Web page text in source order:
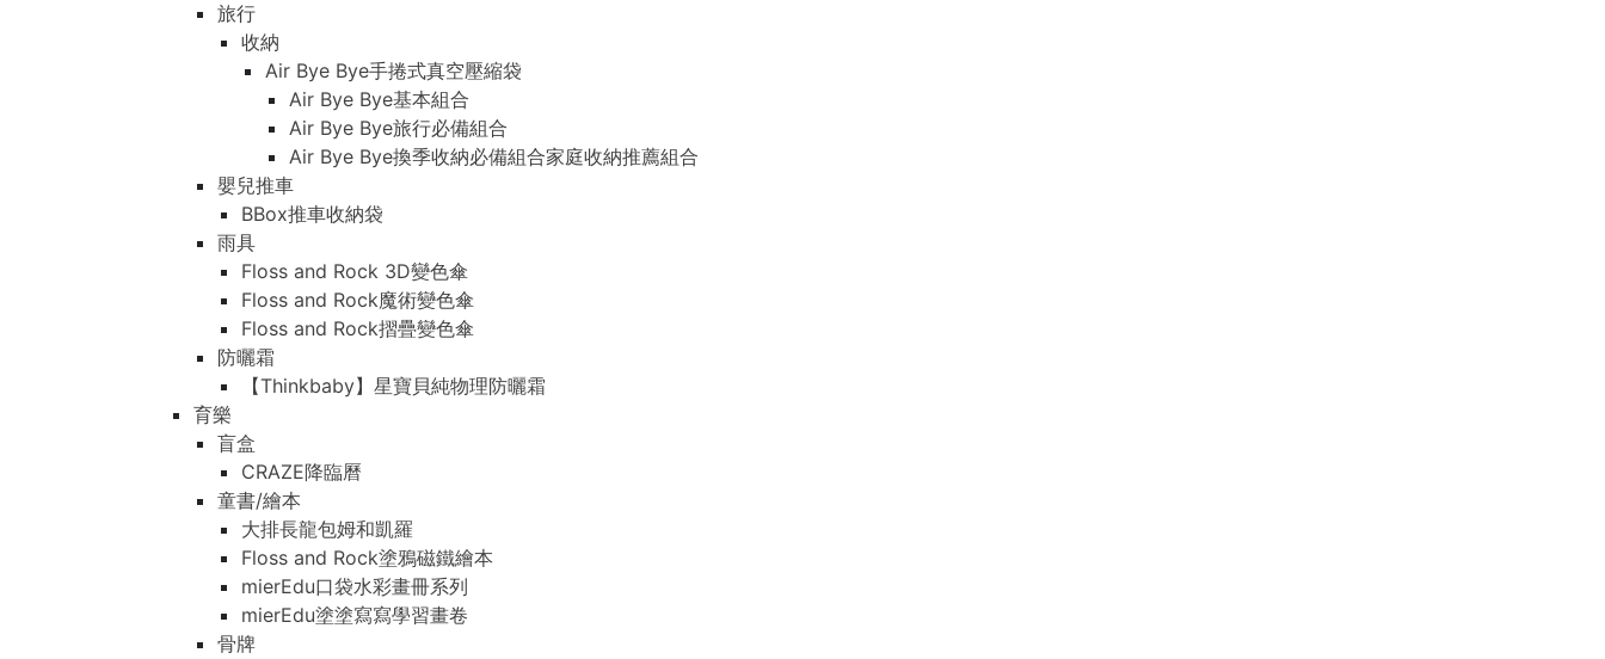
旅行
收納
Air Bye Bye手捲式真空壓縮袋
Air Bye Bye基本組合
Air Bye Bye旅行必備組合
Air Bye Bye換季收納必備組合家庭收納推薦組合
嬰兒推車
BBox推車收納袋
雨具
Floss and Rock 3D變色傘
Floss and Rock魔術變色傘
Floss and Rock摺疊變色傘
防曬霜
【Thinkbaby】星寶貝純物理防曬霜
育樂
盲盒
CRAZE降臨曆
童書/繪本
大排長龍包姆和凱羅
Floss and Rock塗鴉磁鐵繪本
mierEdu口袋水彩畫冊系列
mierEdu塗塗寫寫學習畫卷
骨牌